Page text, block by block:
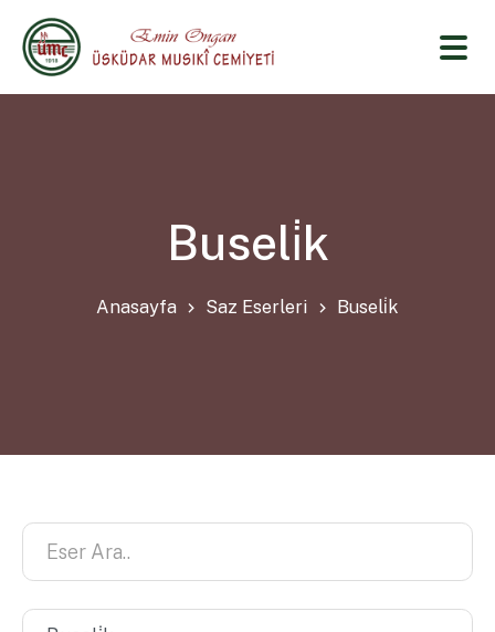
Buseli̇k
Anasayfa Saz Eserleri Buseli̇k